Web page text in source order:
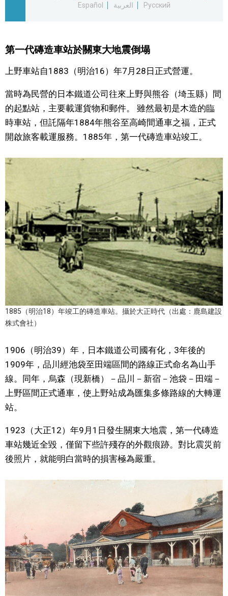
生活
運動
娛樂
家庭
醫療健康
語言
東京
編輯部通知
Español
العربية Русский
第一代磚造車站於關東大地震倒塌
上野車站自1883（明治16）年7月28日正式營運。
當時為民營的日本鐵道公司往來上野與熊谷（埼玉縣）間
的起點站，主要載運貨物和郵件。 雖然最初是木造的臨
時車站，但託隔年1884年熊谷至高崎間通車之福，正式
開啟旅客載運服務。1885年，第一代磚造車站竣工。
1885（明治18）年竣工的磚造車站。攝於大正時代（出處：鹿島建設
株式會社）
1906（明治39）年，日本鐵道公司國有化，3年後的
1909年，品川經池袋至田端區間的路線正式命名為山手
線。同年，烏森（現新橋）－品川－新宿－池袋－田端－
上野區間正式通車，使上野站成為匯集多條路線的大轉運
站。
1923（大正12）年9月1日發生關東大地震，第一代磚造
車站幾近全毀，僅留下些許殘存的外觀痕跡。對比震災前
後照片，就能明白當時的損害極為嚴重。